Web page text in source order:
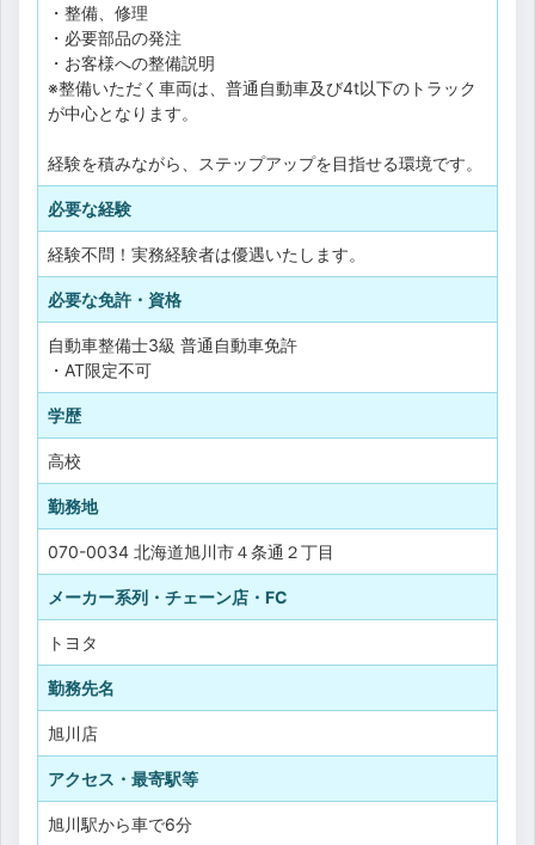
・整備、修理
・必要部品の発注
・お客様への整備説明
※整備いただく車両は、普通自動車及び4t以下のトラック
が中心となります。
経験を積みながら、ステップアップを目指せる環境です。
必要な経験
経験不問！実務経験者は優遇いたします。
必要な免許・資格
自動車整備士3級 普通自動車免許
・AT限定不可
学歴
高校
勤務地
070-0034 北海道旭川市４条通２丁目
メーカー系列・チェーン店・FC
トヨタ
勤務先名
旭川店
アクセス・最寄駅等
旭川駅から車で6分